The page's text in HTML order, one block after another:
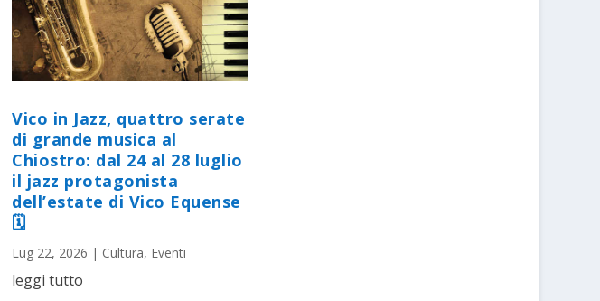
Vico in Jazz, quattro serate
di grande musica al
Chiostro: dal 24 al 28 luglio
il jazz protagonista
dell’estate di Vico Equense
🗓
Lug 22, 2026 | Cultura, Eventi
leggi tutto